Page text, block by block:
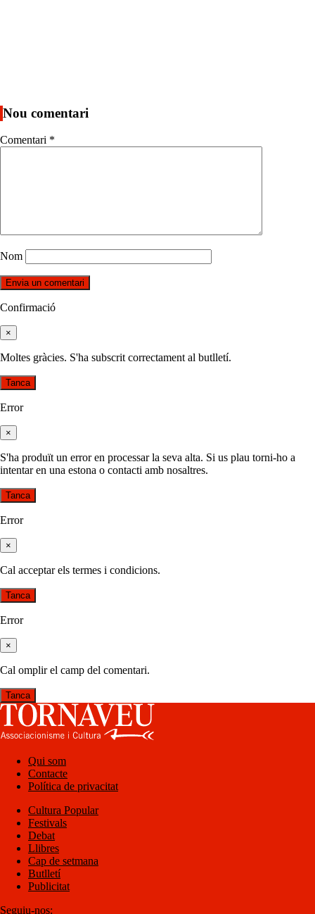
Nou comentari
Comentari *
Nom
Confirmació
×
Moltes gràcies. S'ha subscrit correctament al butlletí.
Tanca
Error
×
S'ha produït un error en processar la seva alta. Si us plau torni-ho a
intentar en una estona o contacti amb nosaltres.
Tanca
Error
×
Cal acceptar els termes i condicions.
Tanca
Error
×
Cal omplir el camp del comentari.
Tanca
Qui som
Contacte
Política de privacitat
Cultura Popular
Festivals
Debat
Llibres
Cap de setmana
Butlletí
Publicitat
Seguiu-nos: